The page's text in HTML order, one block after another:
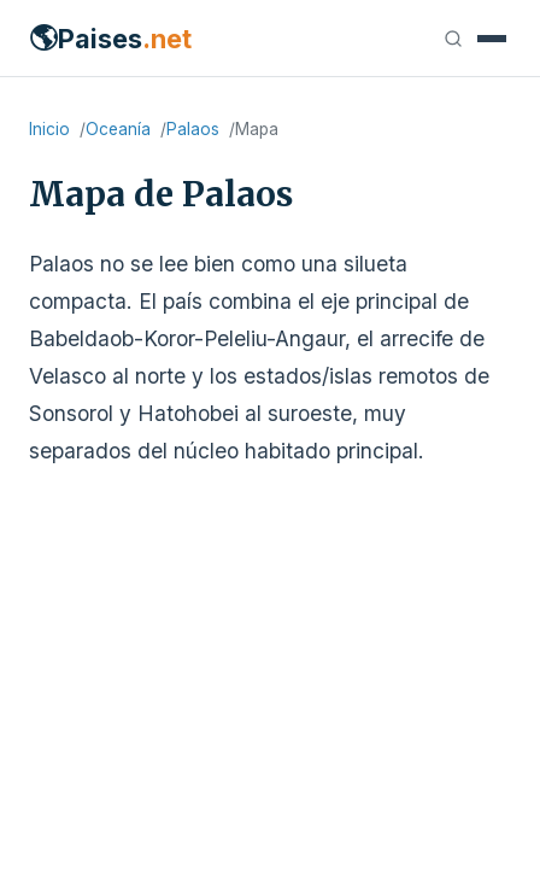
🌎Paises.net
Inicio Oceanía Palaos Mapa
Mapa de Palaos
Palaos no se lee bien como una silueta
compacta. El país combina el eje principal de
Babeldaob-Koror-Peleliu-Angaur, el arrecife de
Velasco al norte y los estados/islas remotos de
Sonsorol y Hatohobei al suroeste, muy
separados del núcleo habitado principal.